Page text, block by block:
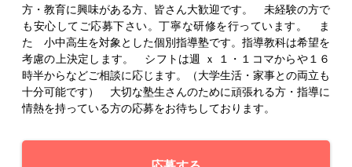
方・教育に興味がある方、皆さん大歓迎です。 未経験の方で
も安心してご応募下さい。丁寧な研修を行っています。 ま
た 小中高生を対象とした個別指導塾です。指導教科は希望を
考慮の上決定します。 シフトは週 ｘ １・１コマからや１６
時半からなどご相談に応じます。（大学生活・家事との両立も
十分可能です） 大切な塾生さんのために頑張れる方・指導に
情熱を持っている方の応募をお待ちしております。